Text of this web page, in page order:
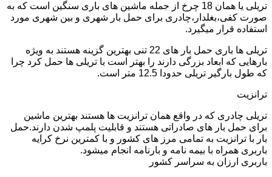
تریلی یا همان 18 چرخ از جمله ماشین های باری سنگین است که به
صورت کفی،بغلدار،چادری برای حمل بار شهری و بین شهری مورد
استفاده قرار میگیرد.
تریلی ها باری حمل بار های 22 تنی بهترین گزینه هستند به ویژه
بارهایی که ابعاد بزرگی دارند را بهتر است با تریلی ها حمل کرد چرا
که طول بارگیر تریلی حدودا 12.5 متر است.
ترانزیت
تریلی چادری که در واقع همان ترانزیت ها هستند بهترین ماشین
برای حمل بار های صادراتی هستند و قابلیت پلمپ شدن دارند.حمل
بار با ترانزیت به تمامی مرز های کشور و با کمترین نرخ کرایه
باربری همراه با بیمه نامه و بارنامه انجام میشود.
باربری ارزان به سراسر کشور